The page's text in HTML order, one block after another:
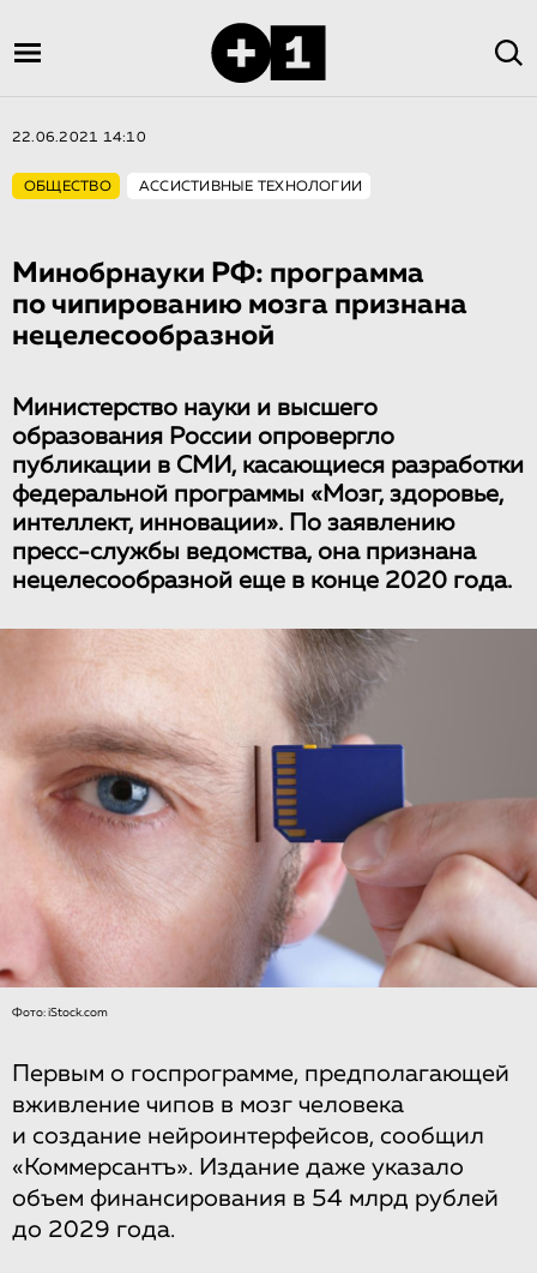
22.06.2021 14:10
ОБЩЕСТВО АССИСТИВНЫЕ ТЕХНОЛОГИИ
Минобрнауки РФ: программа
по чипированию мозга признана
нецелесообразной
Министерство науки и высшего
образования России опровергло
публикации в СМИ, касающиеся разработки
федеральной программы «Мозг, здоровье,
интеллект, инновации». По заявлению
пресс-службы ведомства, она признана
нецелесообразной еще в конце 2020 года.
Фото: iStock.com
Первым о госпрограмме, предполагающей
вживление чипов в мозг человека
и создание нейроинтерфейсов, сообщил
«Коммерсантъ». Издание даже указало
объем финансирования в 54 млрд рублей
до 2029 года.